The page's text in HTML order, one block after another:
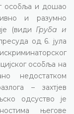
особља и дошао
и разумно
(види Груба и
од 6. јула
особља на
недостатком
– захтјев
одсуство је
његове